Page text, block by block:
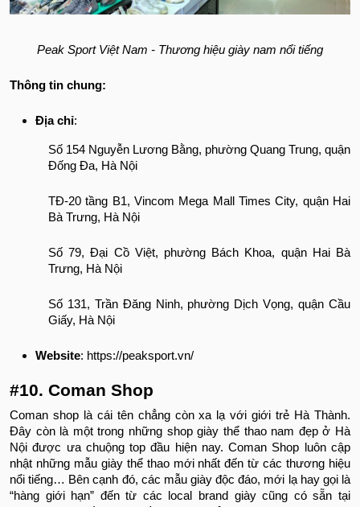
Peak Sport Việt Nam - Thương hiệu giày nam nổi tiếng
Thông tin chung:
Địa chỉ:
Số 154 Nguyễn Lương Bằng, phường Quang Trung, quận
Đống Đa, Hà Nội
TĐ-20 tầng B1, Vincom Mega Mall Times City, quận Hai
Bà Trưng, Hà Nội
Số 79, Đại Cồ Việt, phường Bách Khoa, quận Hai Bà
Trưng, Hà Nội
Số 131, Trần Đăng Ninh, phường Dịch Vọng, quận Cầu
Giấy, Hà Nội
Website: https://peaksport.vn/
#10. Coman Shop
Coman shop là cái tên chẳng còn xa lạ với giới trẻ Hà Thành.
Đây còn là một trong những shop giày thể thao nam đẹp ở Hà
Nội được ưa chuộng top đầu hiện nay. Coman Shop luôn cập
nhật những mẫu giày thể thao mới nhất đến từ các thương hiệu
nổi tiếng… Bên cạnh đó, các mẫu giày độc đáo, mới lạ hay gọi là
“hàng giới hạn” đến từ các local brand giày cũng có sẵn tại